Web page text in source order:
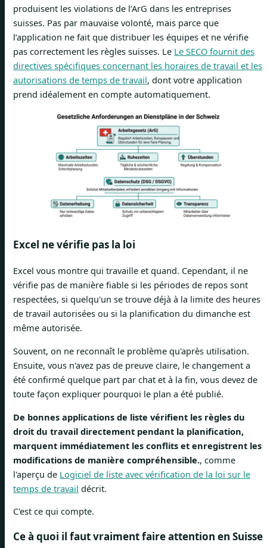
produisent les violations de l’ArG dans les entreprises
suisses. Pas par mauvaise volonté, mais parce que
l’application ne fait que distribuer les équipes et ne vérifie
pas correctement les règles suisses. Le Le SECO fournit des
directives spécifiques concernant les horaires de travail et les
autorisations de temps de travail, dont votre application
prend idéalement en compte automatiquement.
Excel ne vérifie pas la loi
Excel vous montre qui travaille et quand. Cependant, il ne
vérifie pas de manière fiable si les périodes de repos sont
respectées, si quelqu'un se trouve déjà à la limite des heures
de travail autorisées ou si la planification du dimanche est
même autorisée.
Souvent, on ne reconnaît le problème qu'après utilisation.
Ensuite, vous n'avez pas de preuve claire, le changement a
été confirmé quelque part par chat et à la fin, vous devez de
toute façon expliquer pourquoi le plan a été publié.
De bonnes applications de liste vérifient les règles du
droit du travail directement pendant la planification,
marquent immédiatement les conflits et enregistrent les
modifications de manière compréhensible., comme
l'aperçu de Logiciel de liste avec vérification de la loi sur le
temps de travail décrit.
C'est ce qui compte.
Ce à quoi il faut vraiment faire attention en Suisse